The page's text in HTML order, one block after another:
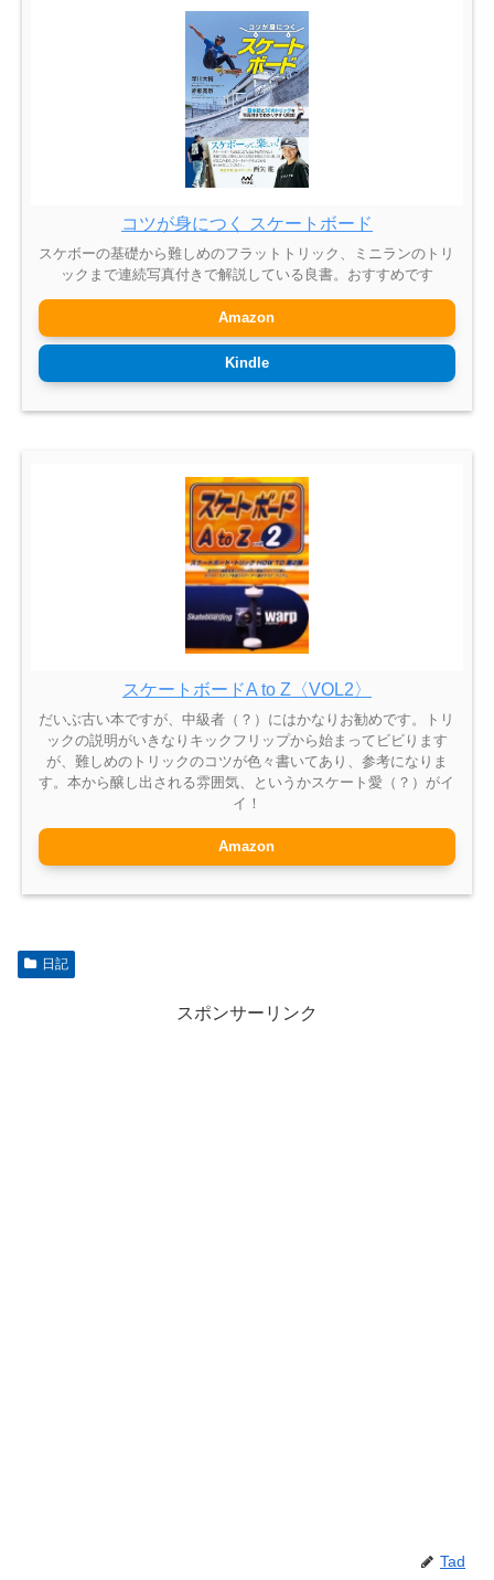
コツが身につく スケートボード
スケボーの基礎から難しめのフラットトリック、ミニランのトリ
ックまで連続写真付きで解説している良書。おすすめです
Amazon
Kindle
スケートボードA to Z〈VOL2〉
だいぶ古い本ですが、中級者（？）にはかなりお勧めです。トリ
ックの説明がいきなりキックフリップから始まってビビります
が、難しめのトリックのコツが色々書いてあり、参考になりま
す。本から醸し出される雰囲気、というかスケート愛（？）がイ
イ！
Amazon
日記
スポンサーリンク
Tad